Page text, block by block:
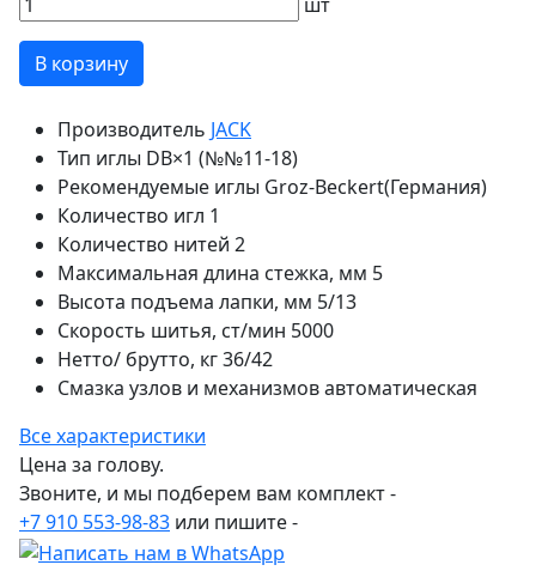
В корзину
Производитель JACK
Тип иглы DB×1 (№№11-18)
Рекомендуемые иглы Groz-Beckert(Германия)
Количество игл 1
Количество нитей 2
Максимальная длина стежка, мм 5
Высота подъема лапки, мм 5/13
Скорость шитья, ст/мин 5000
Нетто/ брутто, кг36/42
Смазка узлов и механизмовавтоматическая
Все характеристики
Цена за голову.
Звоните, и мы подберем вам комплект -
+7 910 553-98-83 или пишите -